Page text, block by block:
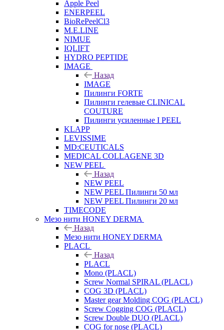
Apple Peel
ENERPEEL
BioRePeelCl3
M.E.LINE
NIMUE
IQLIFT
HYDRO PEPTIDE
IMAGE
Назад
IMAGE
Пилинги FORTE
Пилинги гелевые CLINICAL
COUTURE
Пилинги усиленные I PEEL
KLAPP
LEVISSIME
MD:CEUTICALS
MEDICAL COLLAGENE 3D
NEW PEEL
Назад
NEW PEEL
NEW PEEL Пилинги 50 мл
NEW PEEL Пилинги 20 мл
TIMECODE
Мезо нити HONEY DERMA
Назад
Мезо нити HONEY DERMA
PLACL
Назад
PLACL
Mono (PLACL)
Screw Normal SPIRAL (PLACL)
COG 3D (PLACL)
Master gear Molding COG (PLACL)
Screw Cogging COG (PLACL)
Screw Double DUO (PLACL)
COG for nose (PLACL)